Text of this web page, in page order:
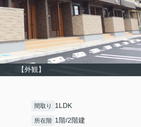
【外観】
間取り 1LDK
所在階 1階/2階建